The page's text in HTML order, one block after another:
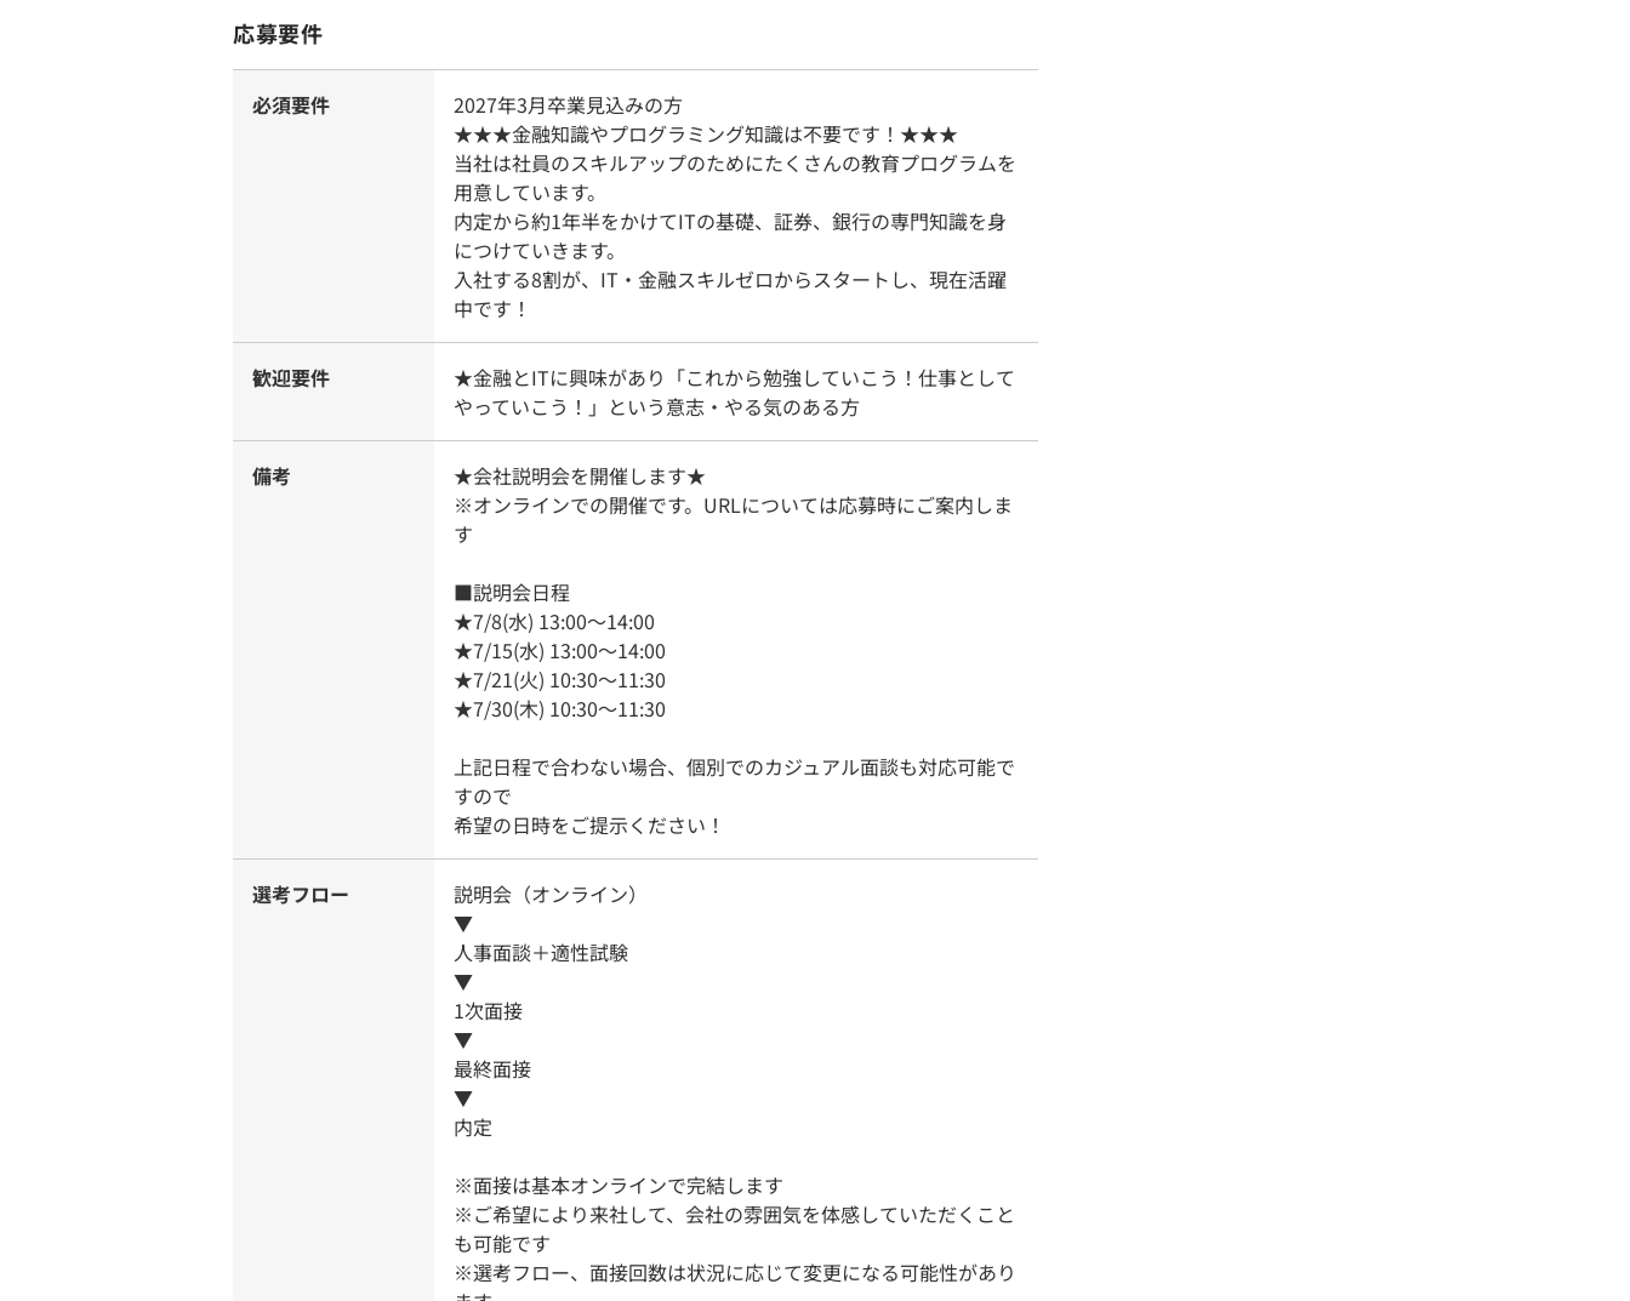
応募要件
必須要件
2027年3月卒業見込みの方
★★★金融知識やプログラミング知識は不要です！★★★
当社は社員のスキルアップのためにたくさんの教育プログラムを
用意しています。
内定から約1年半をかけてITの基礎、証券、銀行の専門知識を身
につけていきます。
入社する8割が、IT・金融スキルゼロからスタートし、現在活躍
中です！
歓迎要件
★金融とITに興味があり「これから勉強していこう！仕事として
やっていこう！」という意志・やる気のある方
備考
★会社説明会を開催します★
※オンラインでの開催です。URLについては応募時にご案内しま
す
■説明会日程
★7/8(水) 13:00～14:00
★7/15(水) 13:00～14:00
★7/21(火) 10:30～11:30
★7/30(木) 10:30～11:30
上記日程で合わない場合、個別でのカジュアル面談も対応可能で
すので
希望の日時をご提示ください！
選考フロー
説明会（オンライン）
▼
人事面談＋適性試験
▼
1次面接
▼
最終面接
▼
内定
※面接は基本オンラインで完結します
※ご希望により来社して、会社の雰囲気を体感していただくこと
も可能です
※選考フロー、面接回数は状況に応じて変更になる可能性があり